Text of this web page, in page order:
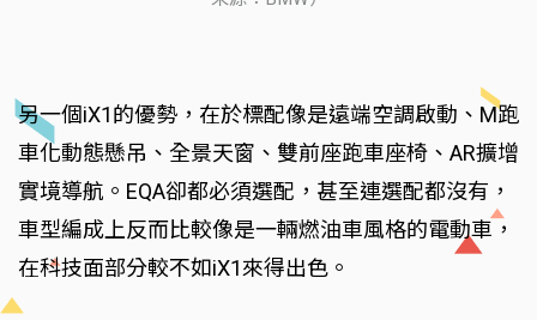
另一個iX1的優勢，在於標配像是遠端空調啟動、M跑
車化動態懸吊、全景天窗、雙前座跑車座椅、AR擴增
實境導航。EQA卻都必須選配，甚至連選配都沒有，
車型編成上反而比較像是一輛燃油車風格的電動車，
在科技面部分較不如iX1來得出色。